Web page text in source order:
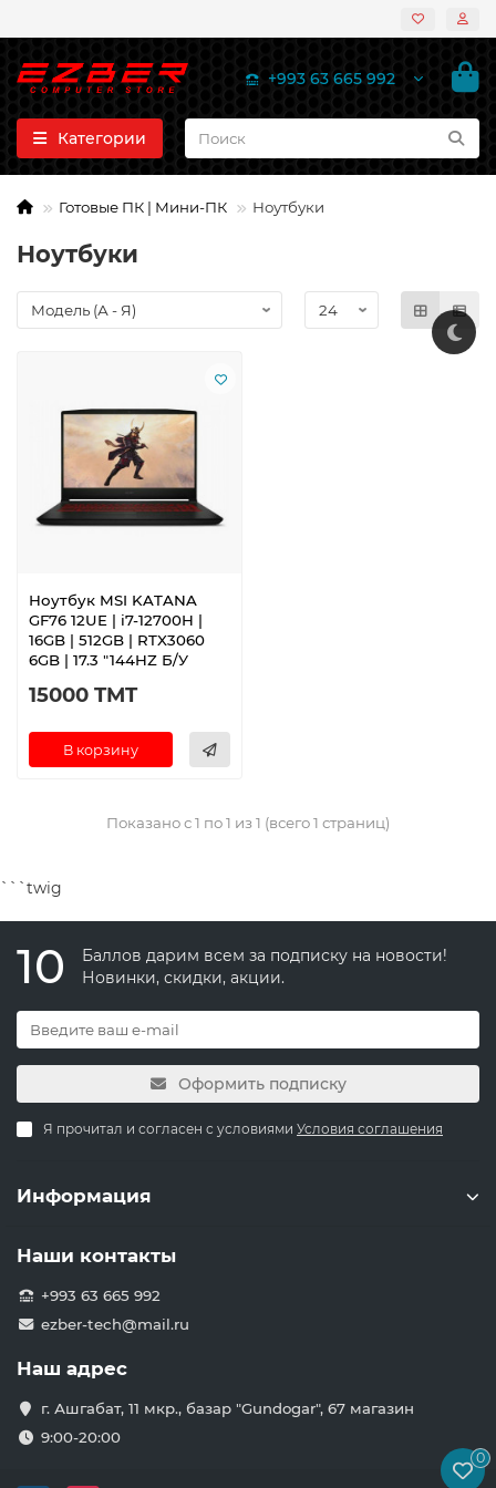
+993 63 665 992
Категории
Готовые ПК | Мини-ПК Ноутбуки
Ноутбуки
Ноутбук MSI KATANA
GF76 12UE | i7-12700H |
16GB | 512GB | RTX3060
6GB | 17.3 "144HZ Б/У
15000 TMT
В корзину
Показано с 1 по 1 из 1 (всего 1 страниц)
```twig
10
Баллов дарим всем за подписку на новости!
Новинки, скидки, акции.
Оформить подписку
Я прочитал и согласен с условиями Условия соглашения
Информация
Наши контакты
+993 63 665 992
ezber-tech@mail.ru
Наш адрес
г. Ашгабат, 11 мкр., базар "Gundogar", 67 магазин
9:00-20:00
0